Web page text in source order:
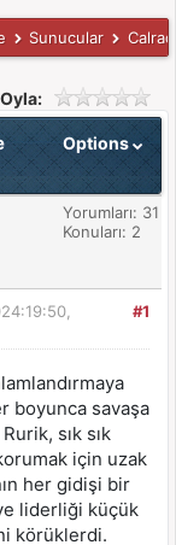
Sunucular
Options
Yorumları: 31
Konuları: 2
#1
boyunca savaşa
sık sık
için uzak
her gidişi bir
liderliği küçük
körüklerdi.